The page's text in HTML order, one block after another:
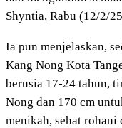
Shyntia, Rabu (12/2/
Ia pun menjelaskan,
Kang Nong Kota
berusia 17-24 tahun,
Nong dan 170 cm
menikah, sehat rohani